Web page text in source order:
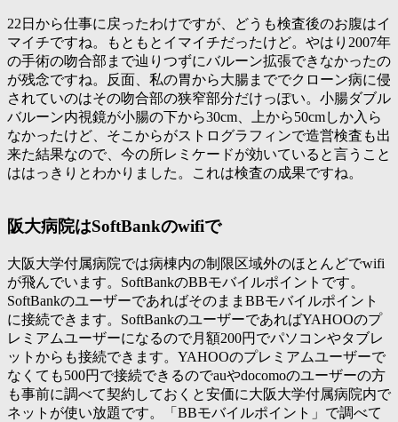
22日から仕事に戻ったわけですが、どうも検査後のお腹はイ
マイチですね。もともとイマイチだったけど。やはり2007年
の手術の吻合部まで辿りつずにバルーン拡張できなかったの
が残念ですね。反面、私の胃から大腸まででクローン病に侵
されていのはその吻合部の狭窄部分だけっぽい。小腸ダブル
バルーン内視鏡が小腸の下から30cm、上から50cmしか入ら
なかったけど、そこからがストログラフィンで造営検査も出
来た結果なので、今の所レミケードが効いていると言うこと
ははっきりとわかりました。これは検査の成果ですね。
阪大病院はSoftBankのwifiで
大阪大学付属病院では病棟内の制限区域外のほとんどでwifi
が飛んでいます。SoftBankのBBモバイルポイントです。
SoftBankのユーザーであればそのままBBモバイルポイント
に接続できます。SoftBankのユーザーであればYAHOOのプ
レミアムユーザーになるので月額200円でパソコンやタブレ
ットからも接続できます。YAHOOのプレミアムユーザーで
なくても500円で接続できるのでauやdocomoのユーザーの方
も事前に調べて契約しておくと安価に大阪大学付属病院内で
ネットが使い放題です。「BBモバイルポイント」で調べて